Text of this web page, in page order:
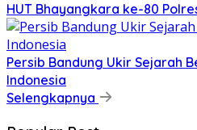
HUT Bhayangkara ke-80
Persib Bandung Ukir Sejarah
Indonesia
Selengkapnya